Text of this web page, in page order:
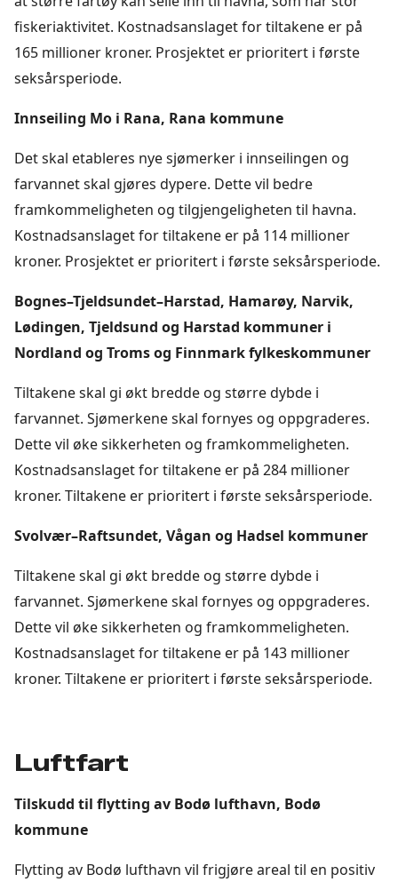
fiskeriaktivitet. Kostnadsanslaget for tiltakene er på
165 millioner kroner. Prosjektet er prioritert i første
seksårsperiode.
Innseiling Mo i Rana, Rana kommune
Det skal etableres nye sjømerker i innseilingen og
farvannet skal gjøres dypere. Dette vil bedre
framkommeligheten og tilgjengeligheten til havna.
Kostnadsanslaget for tiltakene er på 114 millioner
kroner. Prosjektet er prioritert i første seksårsperiode.
Bognes–Tjeldsundet–Harstad, Hamarøy, Narvik,
Lødingen, Tjeldsund og Harstad kommuner i
Nordland og Troms og Finnmark fylkeskommuner
Tiltakene skal gi økt bredde og større dybde i
farvannet. Sjømerkene skal fornyes og oppgraderes.
Dette vil øke sikkerheten og framkommeligheten.
Kostnadsanslaget for tiltakene er på 284 millioner
kroner. Tiltakene er prioritert i første seksårsperiode.
Svolvær–Raftsundet, Vågan og Hadsel kommuner
Tiltakene skal gi økt bredde og større dybde i
farvannet. Sjømerkene skal fornyes og oppgraderes.
Dette vil øke sikkerheten og framkommeligheten.
Kostnadsanslaget for tiltakene er på 143 millioner
kroner. Tiltakene er prioritert i første seksårsperiode.
Luftfart
Tilskudd til flytting av Bodø lufthavn, Bodø
kommune
Flytting av Bodø lufthavn vil frigjøre areal til en positiv